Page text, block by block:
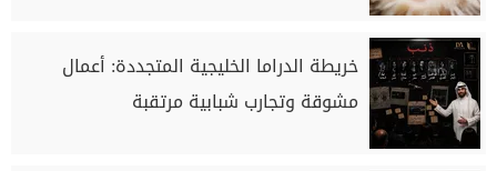
خريطة الدراما الخليجية المتجددة: أعمال
مشوقة وتجارب شبابية مرتقبة